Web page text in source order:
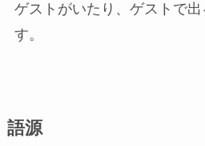
ゲストがいたり、ゲストで
す。
語源